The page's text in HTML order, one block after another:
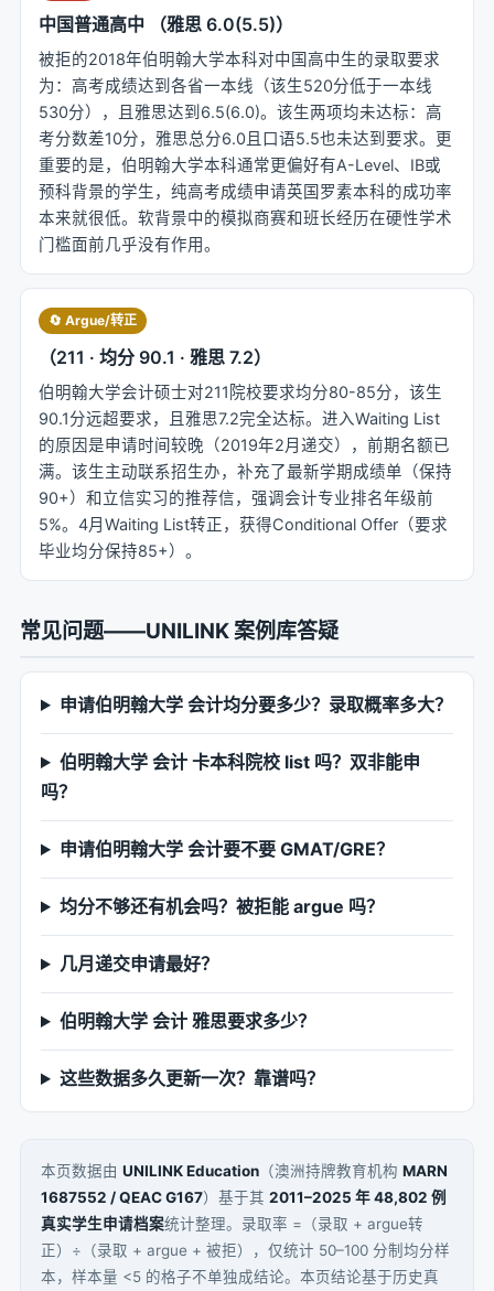
中国普通高中 （雅思 6.0(5.5)）
被拒的2018年伯明翰大学本科对中国高中生的录取要求
为：高考成绩达到各省一本线（该生520分低于一本线
530分），且雅思达到6.5(6.0)。该生两项均未达标：高
考分数差10分，雅思总分6.0且口语5.5也未达到要求。更
重要的是，伯明翰大学本科通常更偏好有A-Level、IB或
预科背景的学生，纯高考成绩申请英国罗素本科的成功率
本来就很低。软背景中的模拟商赛和班长经历在硬性学术
门槛面前几乎没有作用。
🔄 Argue/转正
（211 · 均分 90.1 · 雅思 7.2）
伯明翰大学会计硕士对211院校要求均分80-85分，该生
90.1分远超要求，且雅思7.2完全达标。进入Waiting List
的原因是申请时间较晚（2019年2月递交），前期名额已
满。该生主动联系招生办，补充了最新学期成绩单（保持
90+）和立信实习的推荐信，强调会计专业排名年级前
5%。4月Waiting List转正，获得Conditional Offer（要求
毕业均分保持85+）。
常见问题——UNILINK 案例库答疑
申请伯明翰大学 会计均分要多少？录取概率多大？
伯明翰大学 会计 卡本科院校 list 吗？双非能申
吗？
申请伯明翰大学 会计要不要 GMAT/GRE？
均分不够还有机会吗？被拒能 argue 吗？
几月递交申请最好？
伯明翰大学 会计 雅思要求多少？
这些数据多久更新一次？靠谱吗？
本页数据由 UNILINK Education （澳洲持牌教育机构 MARN
1687552 / QEAC G167）基于其 2011–2025 年 48,802 例
真实学生申请档案统计整理。录取率 =（录取 + argue转
正）÷（录取 + argue + 被拒），仅统计 50–100 分制均分样
本，样本量 <5 的格子不单独成结论。本页结论基于历史真